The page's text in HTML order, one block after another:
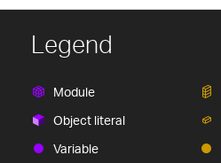
Legend
Module
Object literal
Variable